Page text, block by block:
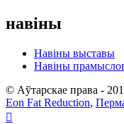
навіны
Навіны выставы
Навіны
© Аўтарскае права -
Eon Fat Reduction,
